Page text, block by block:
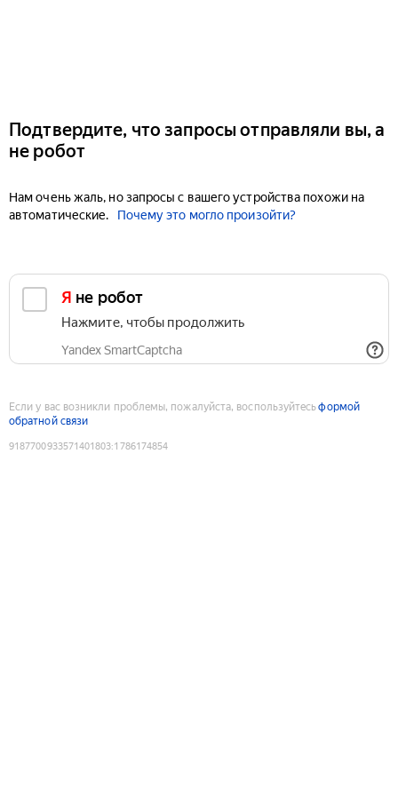
Подтвердите, что запросы отправляли вы, а
не робот
Нам очень жаль, но запросы с вашего устройства похожи на
автоматические.
Почему это могло произойти?
Я не робот
Нажмите, чтобы продолжить
Yandex SmartCaptcha
Если у вас возникли проблемы, пожалуйста, воспользуйтесьформой
обратной связи
9187700933571401803:1786174854